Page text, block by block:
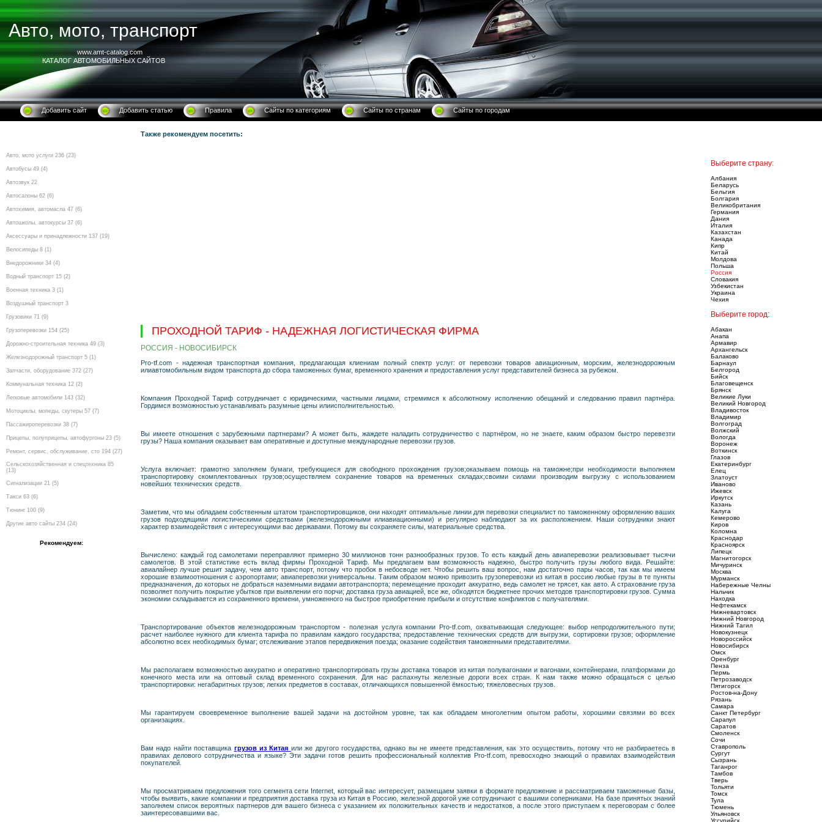
Авто, мото, транспорт
www.amt-catalog.com
КАТАЛОГ АВТОМОБИЛЬНЫХ САЙТОВ
Добавить сайт Добавить статью Правила Сайты по категориям Сайты по странам Сайты по городам
Авто, мото услуги 236 (23)
Автобусы 49 (4)
Автозвук 22
Автосалоны 62 (6)
Автохимия, автомасла 47 (6)
Автошколы, автокурсы 37 (6)
Аксессуары и принадлежности 137 (19)
Велосипеды 8 (1)
Внедорожники 34 (4)
Водный транспорт 15 (2)
Военная техника 3 (1)
Воздушный транспорт 3
Грузовики 71 (9)
Грузоперевозки 154 (25)
Дорожно-строительная техника 49 (3)
Железнодорожный транспорт 5 (1)
Запчасти, оборудование 372 (27)
Коммунальная техника 12 (2)
Легковые автомобили 143 (32)
Мотоциклы, мопеды, скутеры 57 (7)
Пассажироперевозки 38 (7)
Прицепы, полуприцепы, автофургоны 23 (5)
Ремонт, сервис, обслуживание, сто 194 (27)
Сельскохозяйственная и спецтехника 85
(13)
Сигнализации 21 (5)
Такси 63 (6)
Тюнинг 100 (9)
Другие авто сайты 234 (24)
Рекомендуем:
Также рекомендуем посетить:
ПРОХОДНОЙ ТАРИФ - НАДЕЖНАЯ ЛОГИСТИЧЕСКАЯ ФИРМА
РОССИЯ - НОВОСИБИРСК
Pro-tf.com - надежная транспортная компания, предлагающая клиениам полный спектр услуг: от перевозки товаров авиационным, морским, железнодорожным
илиавтомобильным видом транспорта до сбора таможенных бумаг, временного хранения и предоставления услуг представителей бизнеса за рубежом.
Компания Проходной Тариф сотрудничает с юридическими, частными лицами, стремимся к абсолютному исполнению обещаний и следованию правил партнёра.
Гордимся возможностью устанавливать разумные цены илиисполнительностью.
Вы имеете отношения с зарубежными партнерами? А может быть, жаждете наладить сотрудничество с партнёром, но не знаете, каким образом быстро перевезти
грузы? Наша компания оказывает вам оперативные и доступные международные перевозки грузов.
Услуга включает: грамотно заполняем бумаги, требующиеся для свободного прохождения грузов;оказываем помощь на таможне;при необходимости выполняем
транспортировку скомплектованных грузов;осуществляем сохранение товаров на временных складах;своими силами производим выгрузку с использованием
новейших технических средств.
Заметим, что мы обладаем собственным штатом транспортировщиков, они находят оптимальные линии для перевозки специалист по таможенному оформлению ваших
грузов подходящими логистическими средствами (железнодорожными илиавиационными) и регулярно наблюдают за их расположением. Наши сотрудники знают
характер взаимодействия с интересующими вас державами. Потому вы сохраняете силы, материальные средства.
Вычислено: каждый год самолетами переправляют примерно 30 миллионов тонн разнообразных грузов. То есть каждый день авиаперевозки реализовывает тысячи
самолетов. В этой статистике есть вклад фирмы Проходной Тариф. Мы предлагаем вам возможность надежно, быстро получить грузы любого вида. Решайте:
авиалайнер лучше решит задачу, чем авто транспорт, потому что пробок в небосводе нет. Чтобы решить ваш вопрос, нам достаточно пары часов, так как мы имеем
хорошие взаимоотношения с аэропортами; авиаперевозки универсальны. Таким образом можно привозить грузоперевозки из китая в россию любые грузы в те пункты
предназначения, до которых не добраться наземными видами автотранспорта; перемещение проходит аккуратно, ведь самолет не трясет, как авто. А страхование груза
позволяет получить покрытие убытков при выявлении его порчи; доставка груза авиацией, все же, обходятся бюджетнее прочих методов транспортировки грузов. Сумма
экономии складывается из сохраненного времени, умноженного на быстрое приобретение прибыли и отсутствие конфликтов с получателями.
Транспортирование объектов железнодорожным транспортом - полезная услуга компании Pro-tf.com, охватывающая следующее: выбор непродолжительного пути;
расчет наиболее нужного для клиента тарифа по правилам каждого государства; предоставление технических средств для выгрузки, сортировки грузов; оформление
абсолютно всех необходимых бумаг; отслеживание этапов передвижения поезда; оказание содействия таможенными представителями.
Мы располагаем возможностью аккуратно и оперативно транспортировать грузы доставка товаров из китая полувагонами и вагонами, контейнерами, платформами до
конечного места или на оптовый склад временного сохранения. Для нас распахнуты железные дороги всех стран. К нам также можно обращаться с целью
транспортировки: негабаритных грузов; легких предметов в составах, отличающихся повышенной ёмкостью; тяжеловесных грузов.
Мы гарантируем своевременное выполнение вашей задачи на достойном уровне, так как обладаем многолетним опытом работы, хорошими связями во всех
организациях.
Вам надо найти поставщика грузов из Китая или же другого государства, однако вы не имеете представления, как это осуществить, потому что не разбираетесь в
правилах делового сотрудничества и языке? Эти задачи готов решить профессиональный коллектив Pro-tf.com, превосходно знающий о правилах взаимодействия
покупателей.
Мы просматриваем предложения того сегмента сети Internet, который вас интересует, размещаем заявки в формате предложение и рассматриваем таможенные базы,
чтобы выявить, какие компании и предприятия доставка груза из Китая в Россию, железной дорогой уже сотрудничают с вашими соперниками. На базе принятых знаний
заполняем список вероятных партнеров для вашего бизнеса с указанием их положительных качеств и недостатков, а после этого приступаем к переговорам с более
заинтересовавшими вас.
Выберите страну:
Албания
Беларусь
Бельгия
Болгария
Великобритания
Германия
Дания
Италия
Казахстан
Канада
Кипр
Китай
Молдова
Польша
Россия
Словакия
Узбекистан
Украина
Чехия
Выберите город:
Абакан
Анапа
Армавир
Архангельск
Балаково
Барнаул
Белгород
Бийск
Благовещенск
Брянск
Великие Луки
Великий Новгород
Владивосток
Владимир
Волгоград
Волжский
Вологда
Воронеж
Воткинск
Глазов
Екатеринбург
Елец
Златоуст
Иваново
Ижевск
Иркутск
Казань
Калуга
Кемерово
Киров
Коломна
Краснодар
Красноярск
Липецк
Магнитогорск
Мичуринск
Москва
Мурманск
Набережные Челны
Нальчик
Находка
Нефтекамск
Нижневартовск
Нижний Новгород
Нижний Тагил
Новокузнецк
Новороссийск
Новосибирск
Омск
Оренбург
Пенза
Пермь
Петрозаводск
Пятигорск
Ростов-на-Дону
Рязань
Самара
Санкт Петербург
Сарапул
Саратов
Смоленск
Сочи
Ставрополь
Сургут
Сызрань
Таганрог
Тамбов
Тверь
Тольяти
Томск
Тула
Тюмень
Ульяновск
Уссурийск